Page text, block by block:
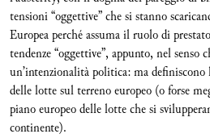
tensioni “oggettive” che si stanno
Europea perché assuma il ruolo di
tendenze “oggettive”, appunto, nel senso
un’intenzionalità politica: ma
delle lotte sul terreno europeo (o forse
piano europeo delle lotte che si
continente).